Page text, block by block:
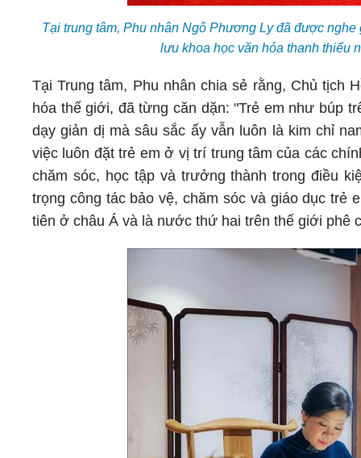
Tại trung tâm, Phu nhân Ngô Phương Ly đã được
lưu khoa học văn hóa thanh thiếu
Tại Trung tâm, Phu nhân chia sẻ rằng, Chủ tịch
hóa thế giới, đã từng căn dặn: "Trẻ em như búp
dạy giản dị mà sâu sắc ấy vẫn luôn là kim chỉ
việc luôn đặt trẻ em ở vị trí trung tâm của các
chăm sóc, học tập và trưởng thành trong điều
trọng công tác bảo vệ, chăm sóc và giáo dục trẻ
tiên ở châu Á và là nước thứ hai trên thế giới phê